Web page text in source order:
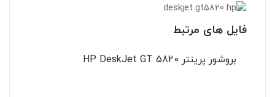
فایل های مرتبط
بروشور پرینتر HP DeskJet GT 5820